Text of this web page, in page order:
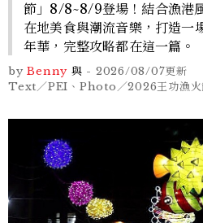
節」8/8~8/9登場！結合漁港
在地美食與潮流音樂，打造一
年華，完整攻略都在這一篇。
by Benny 與 - 2026/08/07更新
Text／PEI、Photo／2026王功漁火